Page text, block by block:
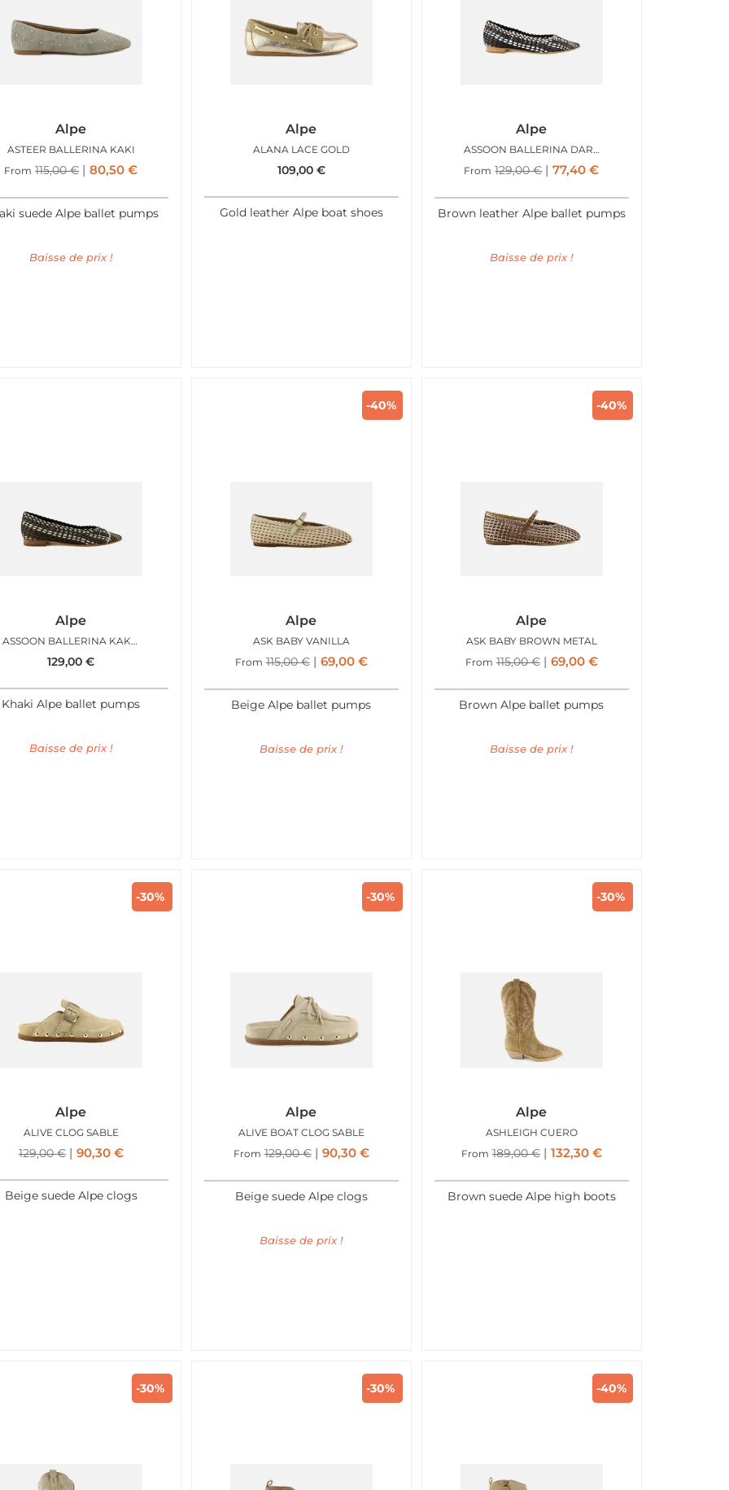
Alpe
ASTEER BALLERINA KAKI
From 115,00€ 80,50€
suede Alpe ballet pumps
Baisse de prix !
Alpe
ALANA LACE GOLD
109,00 €
Gold leather Alpe boat shoes
Alpe
ASSOON BALLERINA DARK CHOCO
From 129,00€ 77,40€
Brown leather Alpe ballet pumps
Baisse de prix !
Alpe
ASSOON BALLERINA KAKI BROWN
129,00€
Khaki Alpe ballet pumps
Baisse de prix !
-40%
Alpe
ASK BABY VANILLA
From 115,00€ 69,00 €
Beige Alpe ballet pumps
Baisse de prix !
-40%
Alpe
ASK BABY BROWN METAL
From 115,00€ 69,00 €
Brown Alpe ballet pumps
Baisse de prix !
-30%
Alpe
ALIVE CLOG SABLE
129,00€ 90,30 €
Beige suede Alpe clogs
-30%
Alpe
ALIVE BOAT CLOG SABLE
From 129,00€ 90,30 €
Beige suede Alpe clogs
Baisse de prix !
-30%
Alpe
ASHLEIGH CUERO
From 189,00€ 132,30 €
Brown suede Alpe high boots
-30% -30% -40%